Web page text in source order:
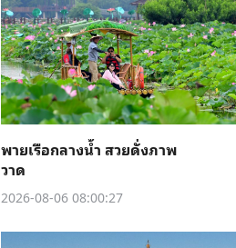
พายเรือกลางน้ำ สวยดั่งภาพ
วาด
2026-08-06 08:00:27